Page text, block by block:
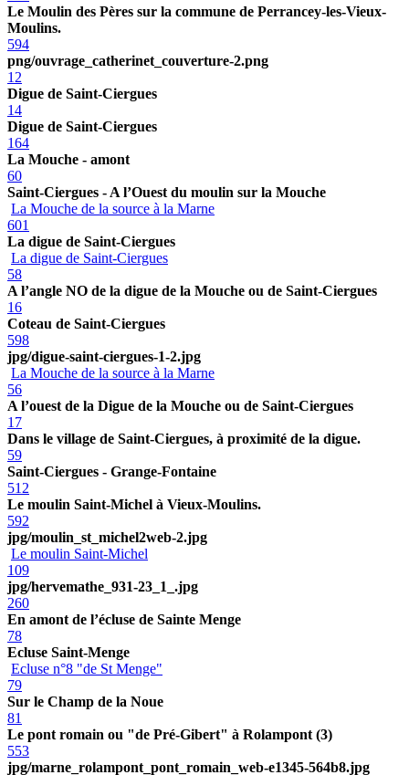
Le Moulin des Pères sur la commune de Perrancey-les-Vieux-
Moulins.
594
png/ouvrage_catherinet_couverture-2.png
12
Digue de Saint-Ciergues
14
Digue de Saint-Ciergues
164
La Mouche - amont
60
Saint-Ciergues - A l’Ouest du moulin sur la Mouche
La Mouche de la source à la Marne
601
La digue de Saint-Ciergues
La digue de Saint-Ciergues
58
A l’angle NO de la digue de la Mouche ou de Saint-Ciergues
16
Coteau de Saint-Ciergues
598
jpg/digue-saint-ciergues-1-2.jpg
La Mouche de la source à la Marne
56
A l’ouest de la Digue de la Mouche ou de Saint-Ciergues
17
Dans le village de Saint-Ciergues, à proximité de la digue.
59
Saint-Ciergues - Grange-Fontaine
512
Le moulin Saint-Michel à Vieux-Moulins.
592
jpg/moulin_st_michel2web-2.jpg
Le moulin Saint-Michel
109
jpg/hervemathe_931-23_1_.jpg
260
En amont de l’écluse de Sainte Menge
78
Ecluse Saint-Menge
Ecluse n°8 "de St Menge"
79
Sur le Champ de la Noue
81
Le pont romain ou "de Pré-Gibert" à Rolampont (3)
553
jpg/marne_rolampont_pont_romain_web-e1345-564b8.jpg